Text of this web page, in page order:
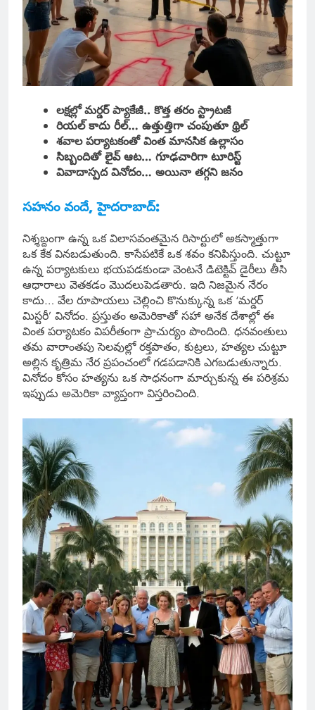
లక్షల్లో మర్డర్ ప్యాకేజీ.. కొత్త తరం స్ట్రాటజీ
రియల్ కాదు రీల్… ఉత్తుత్తిగా చంపుతూ థ్రిల్
శవాల పర్యాటకంతో వింత మానసిక ఉల్లాసం
సిబ్బందితో లైవ్ ఆట… గూఢచారిగా టూరిస్ట్
వివాదాస్పద వినోదం… అయినా తగ్గని జనం
సహనం వందే, హైదరాబాద్:
నిశ్శబ్దంగా ఉన్న ఒక విలాసవంతమైన రిసార్టులో అకస్మాత్తుగా
ఒక కేక వినబడుతుంది. కాసేపటికే ఒక శవం కనిపిస్తుంది. చుట్టూ
ఉన్న పర్యాటకులు భయపడకుండా వెంటనే డిటెక్టివ్ డైరీలు తీసి
ఆధారాలు వెతకడం మొదలుపెడతారు. ఇది నిజమైన నేరం
కాదు… వేల రూపాయలు చెల్లించి కొనుక్కున్న ఒక ‘మర్డర్
మిస్టరీ’ వినోదం. ప్రస్తుతం అమెరికాతో సహా అనేక దేశాల్లో ఈ
వింత పర్యాటకం విపరీతంగా ప్రాచుర్యం పొందింది. ధనవంతులు
తమ వారాంతపు సెలవుల్లో రక్తపాతం, కుట్రలు, హత్యల చుట్టూ
అల్లిన కృత్రిమ నేర ప్రపంచంలో గడపడానికి ఎగబడుతున్నారు.
వినోదం కోసం హత్యను ఒక సాధనంగా మార్చుకున్న ఈ పరిశ్రమ
ఇప్పుడు అమెరికా వ్యాప్తంగా విస్తరించింది.